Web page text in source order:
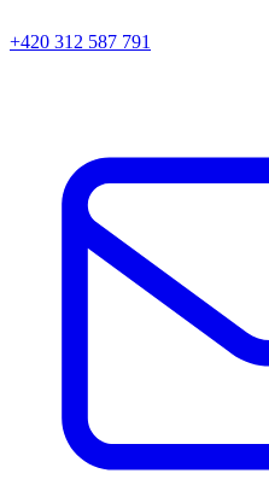
+420 312 587 791